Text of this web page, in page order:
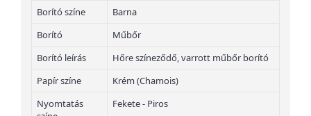
Borító színe
Barna
Borító
Műbőr
Borító leírás
Hőre színeződő, varrott műbőr borító
Papír színe
Krém (Chamois)
Nyomtatás
Fekete - Piros